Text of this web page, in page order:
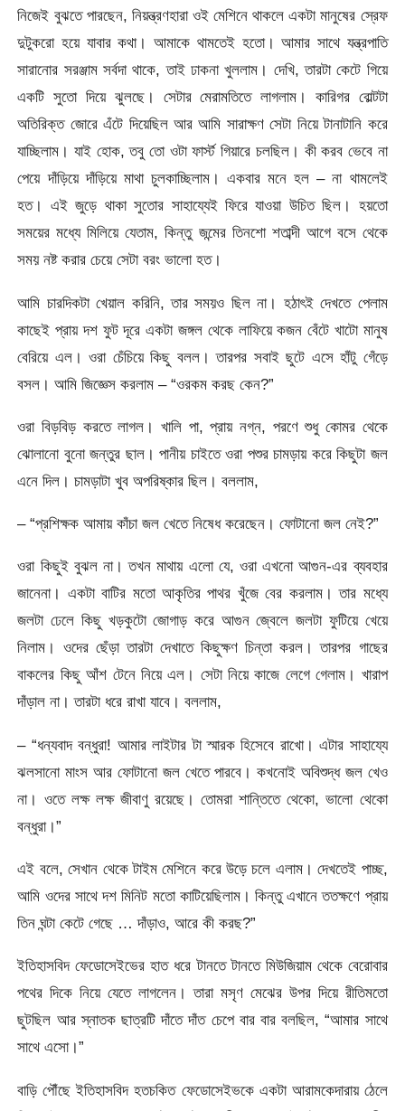
নিজেই বুঝতে পারছেন, নিয়ন্ত্রণহারা ওই মেশিনে থাকলে একটা মানুষের স্রেফ
দুটুকরো হয়ে যাবার কথা। আমাকে থামতেই হতো। আমার সাথে যন্ত্রপাতি
সারানোর সরঞ্জাম সর্বদা থাকে, তাই ঢাকনা খুললাম। দেখি, তারটা কেটে গিয়ে
একটি সুতো দিয়ে ঝুলছে। সেটার মেরামতিতে লাগলাম। কারিগর বোল্টটা
অতিরিক্ত জোরে এঁটে দিয়েছিল আর আমি সারাক্ষণ সেটা নিয়ে টানাটানি করে
যাচ্ছিলাম। যাই হোক, তবু তো ওটা ফার্স্ট গিয়ারে চলছিল। কী করব ভেবে না
পেয়ে দাঁড়িয়ে দাঁড়িয়ে মাথা চুলকাচ্ছিলাম। একবার মনে হল – না থামলেই
হত। এই জুড়ে থাকা সুতোর সাহায্যেই ফিরে যাওয়া উচিত ছিল। হয়তো
সময়ের মধ্যে মিলিয়ে যেতাম, কিন্তু জন্মের তিনশো শতাব্দী আগে বসে থেকে
সময় নষ্ট করার চেয়ে সেটা বরং ভালো হত।
আমি চারদিকটা খেয়াল করিনি, তার সময়ও ছিল না। হঠাৎই দেখতে পেলাম
কাছেই প্রায় দশ ফুট দূরে একটা জঙ্গল থেকে লাফিয়ে কজন বেঁটে খাটো মানুষ
বেরিয়ে এল। ওরা চেঁচিয়ে কিছু বলল। তারপর সবাই ছুটে এসে হাঁটু গেঁড়ে
বসল। আমি জিজ্ঞেস করলাম – “ওরকম করছ কেন?”
ওরা বিড়বিড় করতে লাগল। খালি পা, প্রায় নগ্ন, পরণে শুধু কোমর থেকে
ঝোলানো বুনো জন্তুর ছাল। পানীয় চাইতে ওরা পশুর চামড়ায় করে কিছুটা জল
এনে দিল। চামড়াটা খুব অপরিষ্কার ছিল। বললাম,
– “প্রশিক্ষক আমায় কাঁচা জল খেতে নিষেধ করেছেন। ফোটানো জল নেই?”
ওরা কিছুই বুঝল না। তখন মাথায় এলো যে, ওরা এখনো আগুন-এর ব্যবহার
জানেনা। একটা বাটির মতো আকৃতির পাথর খুঁজে বের করলাম। তার মধ্যে
জলটা ঢেলে কিছু খড়কুটো জোগাড় করে আগুন জ্বেলে জলটা ফুটিয়ে খেয়ে
নিলাম। ওদের ছেঁড়া তারটা দেখাতে কিছুক্ষণ চিন্তা করল। তারপর গাছের
বাকলের কিছু আঁশ টেনে নিয়ে এল। সেটা নিয়ে কাজে লেগে গেলাম। খারাপ
দাঁড়াল না। তারটা ধরে রাখা যাবে। বললাম,
– “ধন্যবাদ বন্ধুরা! আমার লাইটার টা স্মারক হিসেবে রাখো। এটার সাহায্যে
ঝলসানো মাংস আর ফোটানো জল খেতে পারবে। কখনোই অবিশুদ্ধ জল খেও
না। ওতে লক্ষ লক্ষ জীবাণু রয়েছে। তোমরা শান্তিতে থেকো, ভালো থেকো
বন্ধুরা।”
এই বলে, সেখান থেকে টাইম মেশিনে করে উড়ে চলে এলাম। দেখতেই পাচ্ছ,
আমি ওদের সাথে দশ মিনিট মতো কাটিয়েছিলাম। কিন্তু এখানে ততক্ষণে প্রায়
তিন ঘন্টা কেটে গেছে … দাঁড়াও, আরে কী করছ?”
ইতিহাসবিদ ফেডোসেইভের হাত ধরে টানতে টানতে মিউজিয়াম থেকে বেরোবার
পথের দিকে নিয়ে যেতে লাগলেন। তারা মসৃণ মেঝের উপর দিয়ে রীতিমতো
ছুটছিল আর স্নাতক ছাত্রটি দাঁতে দাঁত চেপে বার বার বলছিল, “আমার সাথে
সাথে এসো।”
বাড়ি পৌঁছে ইতিহাসবিদ হতচকিত ফেডোসেইভকে একটা আরামকেদারায় ঠেলে